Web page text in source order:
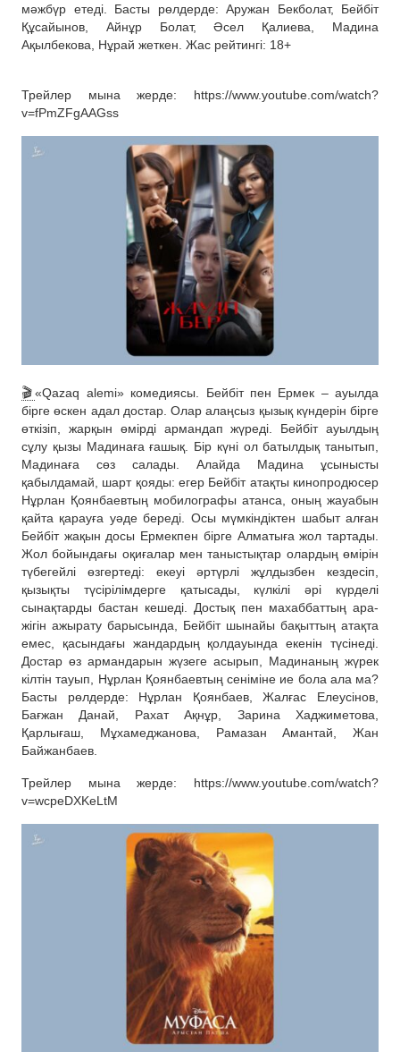
мәжбүр етеді. Басты рөлдерде: Аружан Бекболат, Бейбіт
Құсайынов, Айнұр Болат, Әсел Қалиева, Мадина
Ақылбекова, Нұрай жеткен. Жас рейтингі: 18+
Трейлер мына жерде: https://www.youtube.com/watch?
v=fPmZFgAAGss
🎬«Qazaq alemi» комедиясы. Бейбіт пен Ермек – ауылда
бірге өскен адал достар. Олар алаңсыз қызық күндерін бірге
өткізіп, жарқын өмірді армандап жүреді. Бейбіт ауылдың
сұлу қызы Мадинаға ғашық. Бір күні ол батылдық танытып,
Мадинаға сөз салады. Алайда Мадина ұсынысты
қабылдамай, шарт қояды: егер Бейбіт атақты кинопродюсер
Нұрлан Қоянбаевтың мобилографы атанса, оның жауабын
қайта қарауға уәде береді. Осы мүмкіндіктен шабыт алған
Бейбіт жақын досы Ермекпен бірге Алматыға жол тартады.
Жол бойындағы оқиғалар мен таныстықтар олардың өмірін
түбегейлі өзгертеді: екеуі әртүрлі жұлдызбен кездесіп,
қызықты түсірілімдерге қатысады, күлкілі әрі күрделі
сынақтарды бастан кешеді. Достық пен махаббаттың ара-
жігін ажырату барысында, Бейбіт шынайы бақыттың атақта
емес, қасындағы жандардың қолдауында екенін түсінеді.
Достар өз армандарын жүзеге асырып, Мадинаның жүрек
кілтін тауып, Нұрлан Қоянбаевтың сеніміне ие бола ала ма?
Басты рөлдерде: Нұрлан Қоянбаев, Жалғас Елеусінов,
Бағжан Данай, Рахат Ақнұр, Зарина Хаджиметова,
Қарлығаш, Мұхамеджанова, Рамазан Амантай, Жан
Байжанбаев.
Трейлер мына жерде: https://www.youtube.com/watch?
v=wcpeDXKeLtM